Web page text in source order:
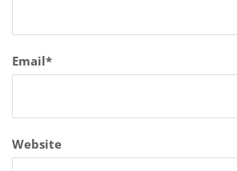
Email*
Website